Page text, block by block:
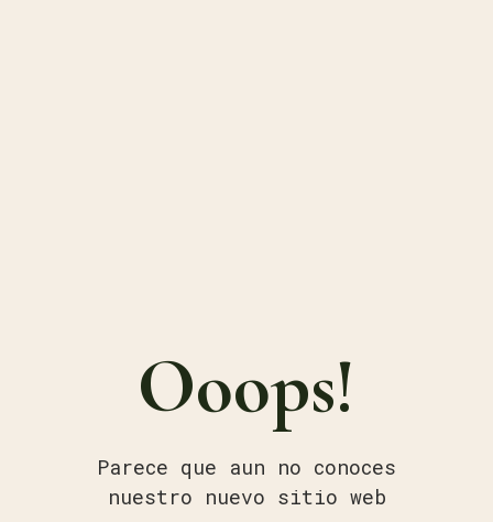
Ooops!
Parece que aun no conoces
nuestro nuevo sitio web